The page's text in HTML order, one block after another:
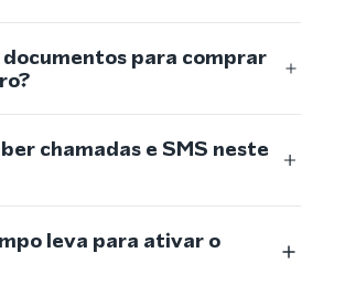
para comprar
chamadas e SMS neste
leva para ativar o